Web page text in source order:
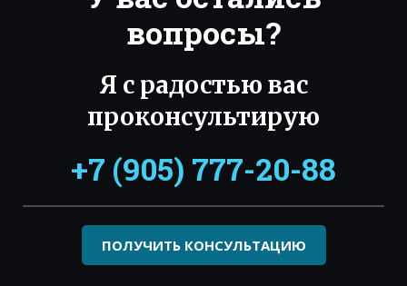
вопросы?
Я с радостью вас
проконсультирую
+7 (905) 777-20-88
ПОЛУЧИТЬ КОНСУЛЬТАЦИЮ